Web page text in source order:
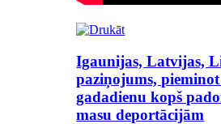
Igaunijas, Latvijas,
paziņojums, pieminot
gadadienu kopš
masu deportācijām